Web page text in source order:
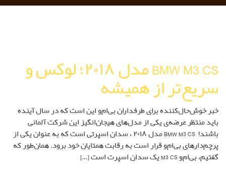
BMW M3 CS مدل ۲۰۱۸؛ لوکس و
سریع‌تر از همیشه
خبر خوش‌حال‌کننده برای طرفداران بی‌ام‌و این است که در سال آینده
باید منتظر عرضه‌ی یکی از مدل‌های هیجان‌انگیز این شرکت آلمانی
باشند! BMW M3 CS مدل ۲۰۱۸ ، سدان اسپرتی است که به عنوان یکی از
پرچم‌دارهای بی‌ام‌و قرار است به رقابت همتایان خود برود. همان‌طور که
گفتیم، بی‌ام‌و M3 CS یک سدان اسپرت است […]